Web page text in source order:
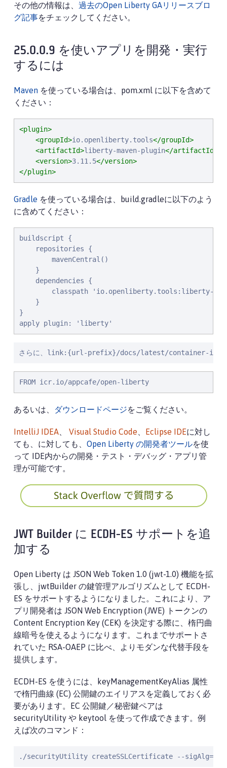
その他の情報は、 過去のOpen Liberty GAリリースブロ
グ記事をチェックしてください。
25.0.0.9 を使いアプリを開発・実行
するには
Maven を使っている場合は、pom.xml に以下を含めて
ください：
<plugin>
<groupId>io.openliberty.tools</groupId>
<artifactId>liberty-maven-plugin</artifactId>
<version>3.11.5</version>
</plugin>
Gradle を使っている場合は、build.gradleに以下のよう
に含めてください：
buildscript {
    repositories {
        mavenCentral()
    }
    dependencies {
classpath 'io.openliberty.tools:liberty-
    }
}
apply plugin: 'liberty'
さらに、link:{url-prefix}/docs/latest/container-
FROM icr.io/appcafe/open-liberty
あるいは、 ダウンロードページをご覧ください。
IntelliJ IDEA Visual Studio Code Eclipse IDEに対し
ても、に対しても、 Open Liberty の開発者ツールを使
って IDE内からの開発・テスト・デバッグ・アプリ管
理が可能です。
JWT Builder に ECDH-ES サポートを追
加する
Open Liberty は JSON Web Token 1.0 (jwt-1.0) 機能を拡
張し、jwtBuilder の鍵管理アルゴリズムとして ECDH-
ES をサポートするようになりました。これにより、ア
プリ開発者は JSON Web Encryption (JWE) トークンの
Content Encryption Key (CEK) を決定する際に、楕円曲
線暗号を使えるようになります。これまでサポートさ
れていた RSA-OAEP に比べ、よりモダンな代替手段を
提供します。
ECDH-ES を使うには、keyManagementKeyAlias 属性
で楕円曲線 (EC) 公開鍵のエイリアスを定義しておく必
要があります。EC 公開鍵／秘密鍵ペアは
securityUtility や keytool を使って作成できます。例
えば次のコマンド：
./securityUtility createSSLCertificate --